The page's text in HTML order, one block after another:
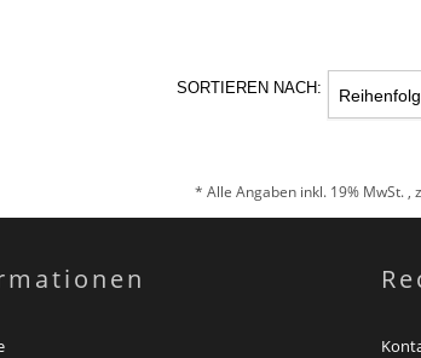
SORTIEREN NACH
* Alle Angaben inkl. 19% MwSt. ,